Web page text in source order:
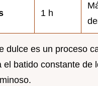
1 h
dulce es un proceso
el batido constante